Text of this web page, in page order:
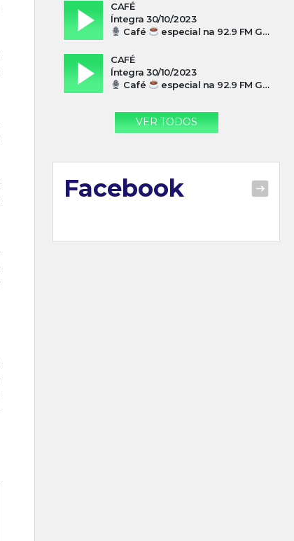
CAFÉ
Íntegra 30/10/2023
Café
especial na 92.9 FM Guarujá com Silvio Machado
CAFÉ
Íntegra 30/10/2023
Café
especial na 92.9 FM Guarujá com Paulo Cesar Leandres
VER TODOS
Facebook